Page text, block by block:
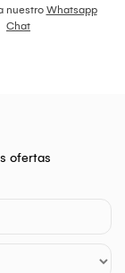
nuestro Whatsapp
Chat
ofertas